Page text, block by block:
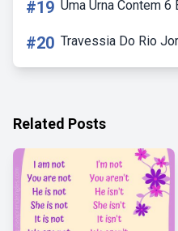
#19 Uma Urna Contem
#20 Travessia Do Rio
Related Posts